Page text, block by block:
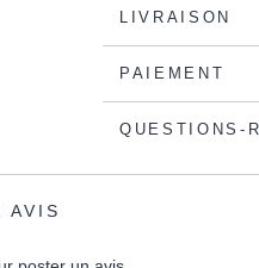
LIVRAISON
PAIEMENT
QUESTIONS-
AVIS